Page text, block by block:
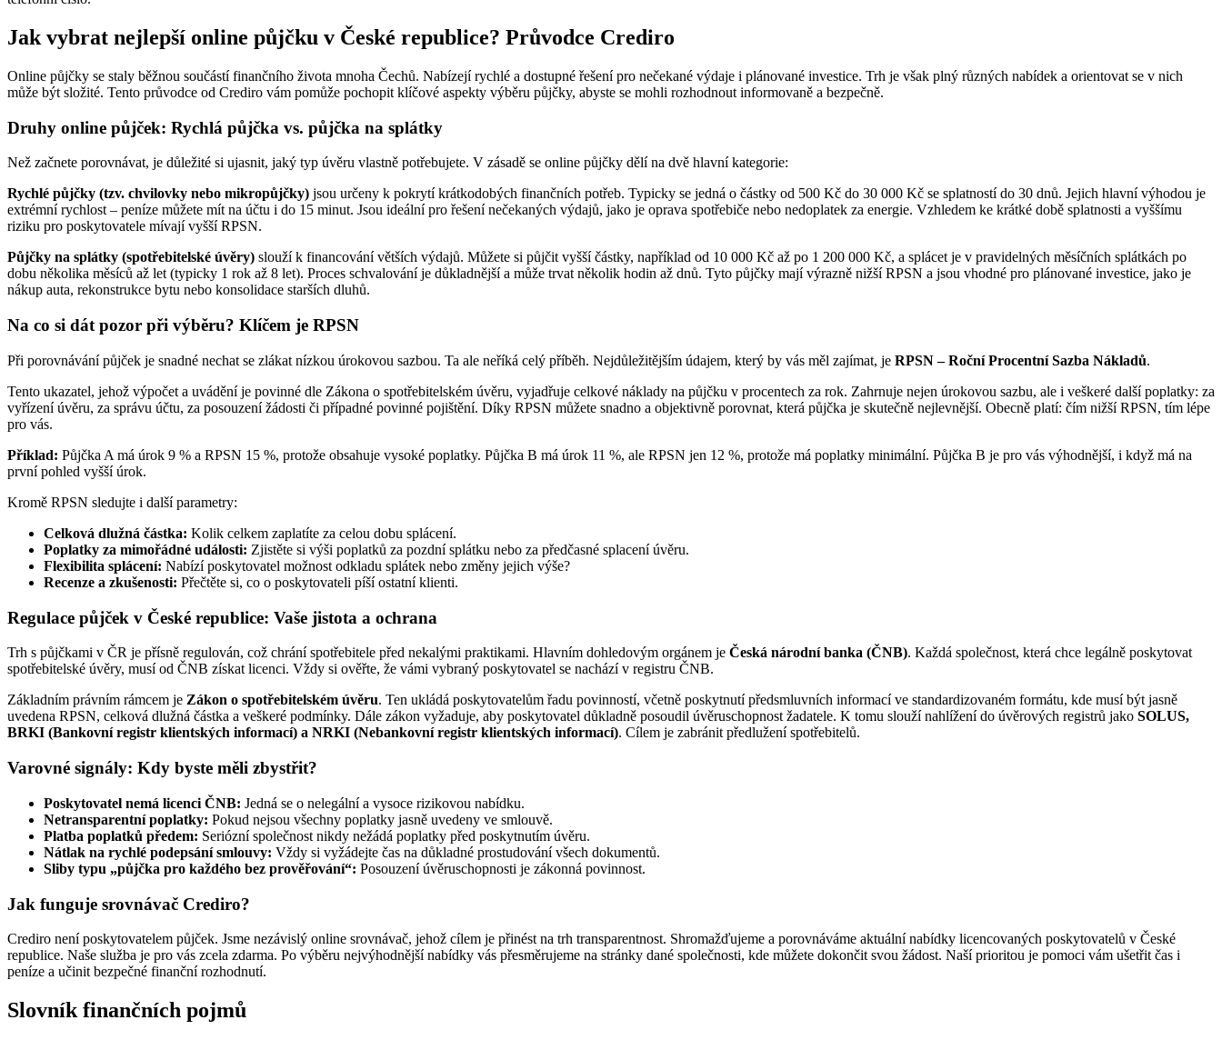
Jak vybrat nejlepší online půjčku v České republice? Průvodce Crediro
Online půjčky se staly běžnou součástí finančního života mnoha Čechů. Nabízejí rychlé a dostupné řešení pro nečekané výdaje i plánované investice. Trh je však plný různých nabídek a orientovat se v nich
může být složité. Tento průvodce od Crediro vám pomůže pochopit klíčové aspekty výběru půjčky, abyste se mohli rozhodnout informovaně a bezpečně.
Druhy online půjček: Rychlá půjčka vs. půjčka na splátky
Než začnete porovnávat, je důležité si ujasnit, jaký typ úvěru vlastně potřebujete. V zásadě se online půjčky dělí na dvě hlavní kategorie:
Rychlé půjčky (tzv. chvilovky nebo mikropůjčky) jsou určeny k pokrytí krátkodobých finančních potřeb. Typicky se jedná o částky od 500 Kč do 30 000 Kč se splatností do 30 dnů. Jejich hlavní výhodou je
extrémní rychlost – peníze můžete mít na účtu i do 15 minut. Jsou ideální pro řešení nečekaných výdajů, jako je oprava spotřebiče nebo nedoplatek za energie. Vzhledem ke krátké době splatnosti a vyššímu
riziku pro poskytovatele mívají vyšší RPSN.
Půjčky na splátky (spotřebitelské úvěry) slouží k financování větších výdajů. Můžete si půjčit vyšší částky, například od 10 000 Kč až po 1 200 000 Kč, a splácet je v pravidelných měsíčních splátkách po
dobu několika měsíců až let (typicky 1 rok až 8 let). Proces schvalování je důkladnější a může trvat několik hodin až dnů. Tyto půjčky mají výrazně nižší RPSN a jsou vhodné pro plánované investice, jako je
nákup auta, rekonstrukce bytu nebo konsolidace starších dluhů.
Na co si dát pozor při výběru? Klíčem je RPSN
Při porovnávání půjček je snadné nechat se zlákat nízkou úrokovou sazbou. Ta ale neříká celý příběh. Nejdůležitějším údajem, který by vás měl zajímat, je RPSN – Roční Procentní Sazba Nákladů.
Tento ukazatel, jehož výpočet a uvádění je povinné dle Zákona o spotřebitelském úvěru, vyjadřuje celkové náklady na půjčku v procentech za rok. Zahrnuje nejen úrokovou sazbu, ale i veškeré další poplatky: za
vyřízení úvěru, za správu účtu, za posouzení žádosti či případné povinné pojištění. Díky RPSN můžete snadno a objektivně porovnat, která půjčka je skutečně nejlevnější. Obecně platí: čím nižší RPSN, tím lépe
pro vás.
Příklad: Půjčka A má úrok 9 % a RPSN 15 %, protože obsahuje vysoké poplatky. Půjčka B má úrok 11 %, ale RPSN jen 12 %, protože má poplatky minimální. Půjčka B je pro vás výhodnější, i když má na
první pohled vyšší úrok.
Kromě RPSN sledujte i další parametry:
Celková dlužná částka: Kolik celkem zaplatíte za celou dobu splácení.
Poplatky za mimořádné události: Zjistěte si výši poplatků za pozdní splátku nebo za předčasné splacení úvěru.
Flexibilita splácení: Nabízí poskytovatel možnost odkladu splátek nebo změny jejich výše?
Recenze a zkušenosti: Přečtěte si, co o poskytovateli píší ostatní klienti.
Regulace půjček v České republice: Vaše jistota a ochrana
Trh s půjčkami v ČR je přísně regulován, což chrání spotřebitele před nekalými praktikami. Hlavním dohledovým orgánem je Česká národní banka (ČNB). Každá společnost, která chce legálně poskytovat
spotřebitelské úvěry, musí od ČNB získat licenci. Vždy si ověřte, že vámi vybraný poskytovatel se nachází v registru ČNB.
Základním právním rámcem je Zákon o spotřebitelském úvěru. Ten ukládá poskytovatelům řadu povinností, včetně poskytnutí předsmluvních informací ve standardizovaném formátu, kde musí být jasně
uvedena RPSN, celková dlužná částka a veškeré podmínky. Dále zákon vyžaduje, aby poskytovatel důkladně posoudil úvěruschopnost žadatele. K tomu slouží nahlížení do úvěrových registrů jako SOLUS,
BRKI (Bankovní registr klientských informací) a NRKI (Nebankovní registr klientských informací). Cílem je zabránit předlužení spotřebitelů.
Varovné signály: Kdy byste měli zbystřit?
Poskytovatel nemá licenci ČNB: Jedná se o nelegální a vysoce rizikovou nabídku.
Netransparentní poplatky: Pokud nejsou všechny poplatky jasně uvedeny ve smlouvě.
Platba poplatků předem: Seriózní společnost nikdy nežádá poplatky před poskytnutím úvěru.
Nátlak na rychlé podepsání smlouvy: Vždy si vyžádejte čas na důkladné prostudování všech dokumentů.
Sliby typu „půjčka pro každého bez prověřování“: Posouzení úvěruschopnosti je zákonná povinnost.
Jak funguje srovnávač Crediro?
Crediro není poskytovatelem půjček. Jsme nezávislý online srovnávač, jehož cílem je přinést na trh transparentnost. Shromažďujeme a porovnáváme aktuální nabídky licencovaných poskytovatelů v České
republice. Naše služba je pro vás zcela zdarma. Po výběru nejvýhodnější nabídky vás přesměrujeme na stránky dané společnosti, kde můžete dokončit svou žádost. Naší prioritou je pomoci vám ušetřit čas i
peníze a učinit bezpečné finanční rozhodnutí.
Slovník finančních pojmů